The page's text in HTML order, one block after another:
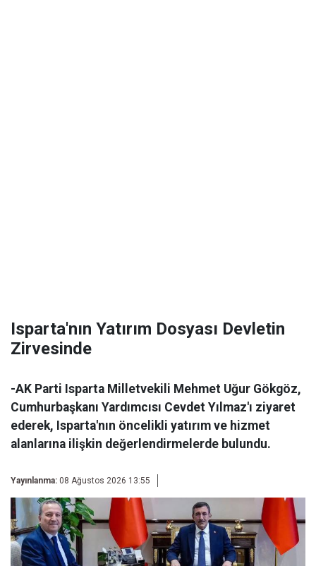
Isparta'nın Yatırım Dosyası Devletin
Zirvesinde
-AK Parti Isparta Milletvekili Mehmet Uğur Gökgöz,
Cumhurbaşkanı Yardımcısı Cevdet Yılmaz'ı ziyaret
ederek, Isparta'nın öncelikli yatırım ve hizmet
alanlarına ilişkin değerlendirmelerde bulundu.
Yayınlanma: 08 Ağustos 2026 13:55